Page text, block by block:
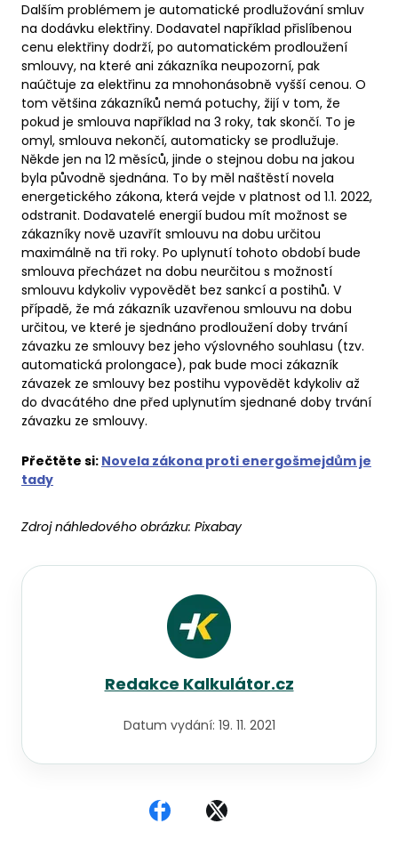
Dalším problémem je automatické prodlužování smluv
na dodávku elektřiny. Dodavatel například přislíbenou
cenu elektřiny dodrží, po automatickém prodloužení
smlouvy, na které ani zákazníka neupozorní, pak
naúčtuje za elektřinu za mnohonásobně vyšší cenou. O
tom většina zákazníků nemá potuchy, žijí v tom, že
pokud je smlouva například na 3 roky, tak skončí. To je
omyl, smlouva nekončí, automaticky se prodlužuje.
Někde jen na 12 měsíců, jinde o stejnou dobu na jakou
byla původně sjednána. To by měl naštěstí novela
energetického zákona, která vejde v platnost od 1.1. 2022,
odstranit. Dodavatelé energií budou mít možnost se
zákazníky nově uzavřít smlouvu na dobu určitou
maximálně na tři roky. Po uplynutí tohoto období bude
smlouva přecházet na dobu neurčitou s možností
smlouvu kdykoliv vypovědět bez sankcí a postihů. V
případě, že má zákazník uzavřenou smlouvu na dobu
určitou, ve které je sjednáno prodloužení doby trvání
závazku ze smlouvy bez jeho výslovného souhlasu (tzv.
automatická prolongace), pak bude moci zákazník
závazek ze smlouvy bez postihu vypovědět kdykoliv až
do dvacátého dne před uplynutím sjednané doby trvání
závazku ze smlouvy.
Přečtěte si: Novela zákona proti energošmejdům je
tady
Zdroj náhledového obrázku: Pixabay
Redakce Kalkulátor.cz
Datum vydání: 19. 11. 2021
Sdílet na Facebooku
Sdílet na X